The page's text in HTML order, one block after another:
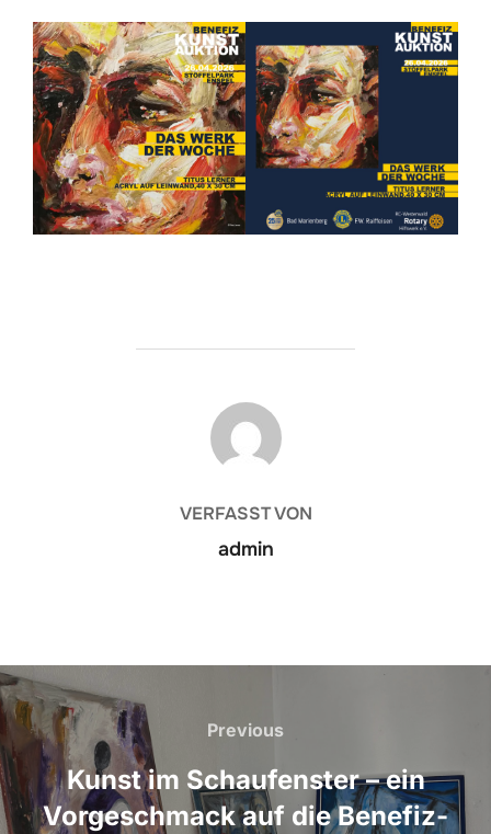
BEITRAGSAUTOR
VERFASST VON
admin
Beitragsnavigation
Previous
Previous
Kunst im Schaufenster – ein
Vorgeschmack auf die Benefiz-